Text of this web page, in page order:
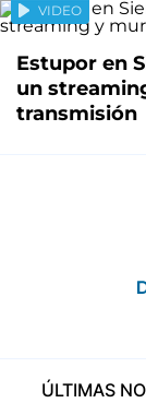
VIDEO
Estupor en
un
transmisión
ÚLTIMAS